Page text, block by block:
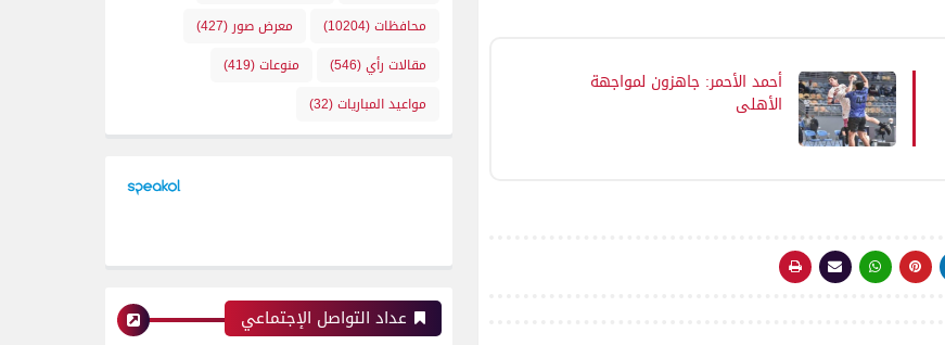
أحمد الأحمر: جاهزون لمواجهة
الأهلي
محافظات(10204) معرض صور (427)
مقالات رأي(546) منوعات(419)
مواعيد المباريات(32)
عداد التواصل الإجتماعي